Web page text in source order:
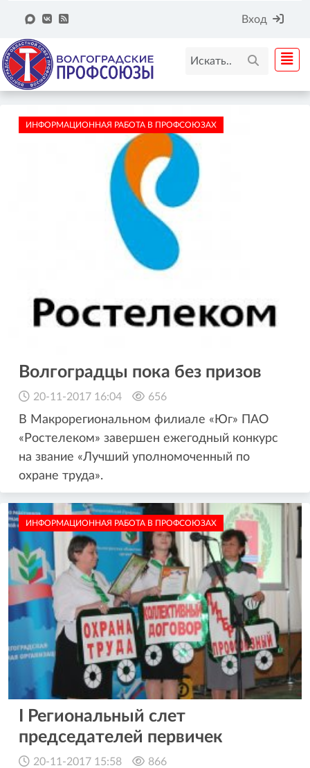
Вход
ИНФОРМАЦИОННАЯ РАБОТА В ПРОФСОЮЗАХ
Волгоградцы пока без призов
20-11-2017 16:04 656
В Макрорегиональном филиале «Юг» ПАО
«Ростелеком» завершен ежегодный конкурс
на звание «Лучший уполномоченный по
охране труда».
ИНФОРМАЦИОННАЯ РАБОТА В ПРОФСОЮЗАХ
I Региональный слет
председателей первичек
20-11-2017 15:58 866